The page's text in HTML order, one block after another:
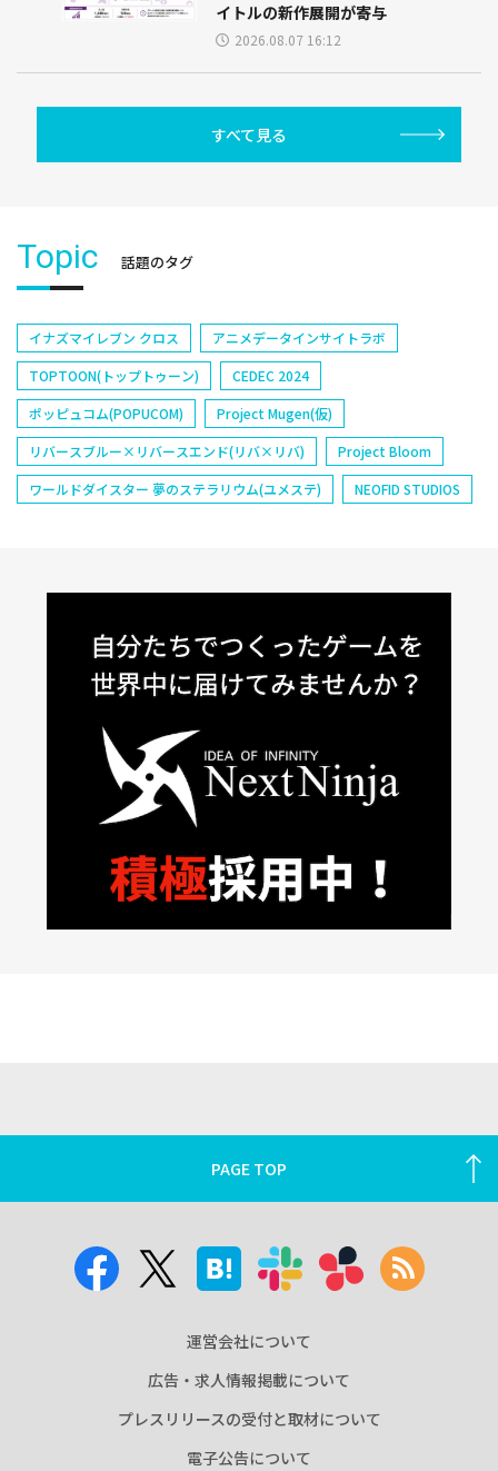
イトルの新作展開が寄与
2026.08.07 16:12
すべて見る
Topic 話題のタグ
イナズマイレブン クロス
アニメデータインサイトラボ
TOPTOON(トップトゥーン)
CEDEC 2024
ポッピュコム(POPUCOM)
Project Mugen(仮)
リバースブルー×リバースエンド(リバ×リバ)
Project Bloom
ワールドダイスター 夢のステラリウム(ユメステ)
NEOFID STUDIOS
PAGE TOP
運営会社について
広告・求人情報掲載について
プレスリリースの受付と取材について
電子公告について